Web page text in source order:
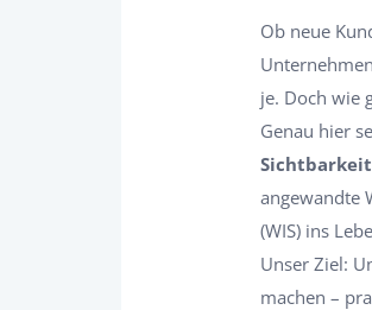
Ob neue
je. Doch wie
Genau hier
Sichtbarkeit
angewandte
(WIS) ins
Unser Ziel:
machen –